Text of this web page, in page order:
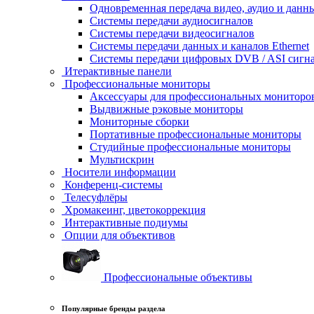
Одновременная передача видео, аудио и
Системы передачи аудиосигналов
Системы передачи видеосигналов
Системы передачи данных и каналов Ethernet
Системы передачи цифровых DVB / ASI
Итерактивные панели
Профессиональные мониторы
Аксессуары для профессиональных
Выдвижные рэковые мониторы
Мониторные сборки
Портативные профессиональные мониторы
Студийные профессиональные мониторы
Мультискрин
Носители информации
Конференц-системы
Телесуфлёры
Хромакеинг, цветокоррекция
Интерактивные подиумы
Опции для объективов
Профессиональные объективы
Популярные бренды раздела